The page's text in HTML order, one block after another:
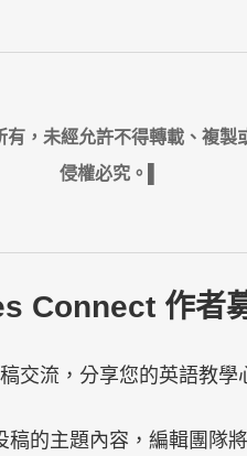
，未經允許不得轉載、複
侵權必究。▌
Connect 作者
交流，分享您的英語教學
稿的主題內容，編輯團隊